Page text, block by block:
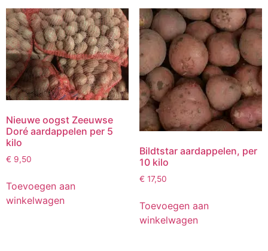
Nieuwe oogst Zeeuwse
Doré aardappelen per 5
kilo
€ 9,50
Toevoegen aan
winkelwagen
Bildtstar aardappelen, per
10 kilo
€ 17,50
Toevoegen aan
winkelwagen